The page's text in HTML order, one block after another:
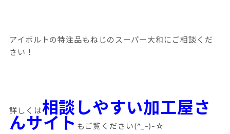
アイボルトの特注品もねじのスーパー大和にご相談くだ
さい！
詳しくは相談しやすい加工屋さ
んサイト もご覧ください(^_-)-☆